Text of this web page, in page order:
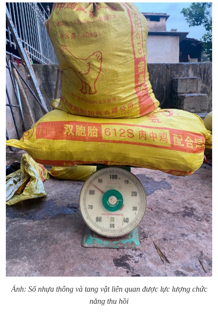
Ảnh: Số nhựa thông và tang vật liên quan được lực lượng chức
năng thu hồi